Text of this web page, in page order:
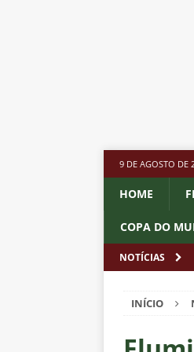
9 DE AGOSTO DE
HOME
COPA DO
NOTÍCIAS
INÍCIO